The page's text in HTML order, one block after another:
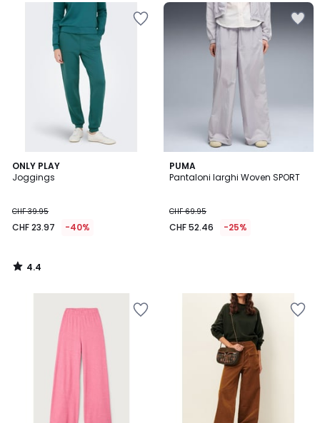
ONLY PLAY
Joggings
CHF 39.95
CHF 23.97 -40%
4.4
/ 5
4.4
/
PUMA
Pantaloni larghi Woven SPORT
CHF 69.95
CHF 52.46 -25%